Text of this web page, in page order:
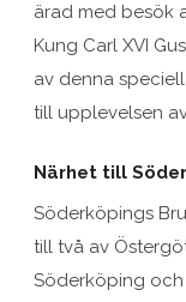
ärad med besök
Kung Carl XVI
av denna
till upplevelsen
Närhet till
Söderköpings
till två av
Söderköping